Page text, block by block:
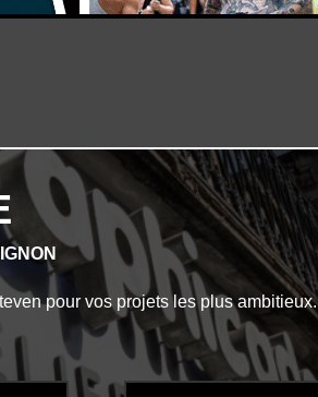
pour vos projets les plus ambitieux.